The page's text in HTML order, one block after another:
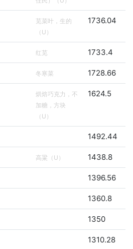
苋菜叶，生的
（U）
1736.04
红苋 1733.4
冬寒菜 1728.66
烘焙巧克力，不
加糖，方块
（U）
1624.5
1492.44
高粱（U） 1438.8
1396.56
1360.8
1350
1310.28